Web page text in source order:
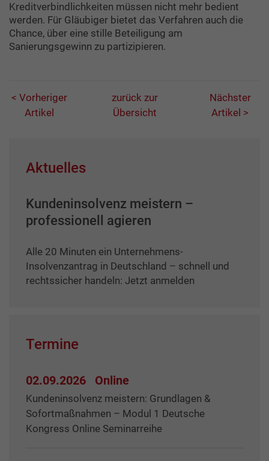
Kreditverbindlichkeiten müssen nicht mehr bedient
werden. Für Gläubiger bietet das Verfahren auch die
Chance, über eine stille Beteiligung am
Sanierungsgewinn zu partizipieren.
< Vorheriger
Artikel
zurück zur
Übersicht
Nächster
Artikel >
Aktuelles
Kundeninsolvenz meistern –
professionell agieren
Alle 20 Minuten ein Unternehmens-
Insolvenzantrag in Deutschland – schnell und
rechtssicher handeln: Jetzt anmelden
Termine
02.09.2026 Online
Kundeninsolvenz meistern: Grundlagen &
Sofortmaßnahmen – Modul 1 Deutsche
Kongress Online Seminarreihe